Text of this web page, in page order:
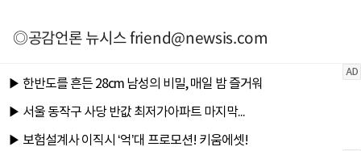
◎공감언론 뉴시스friend@newsis.com